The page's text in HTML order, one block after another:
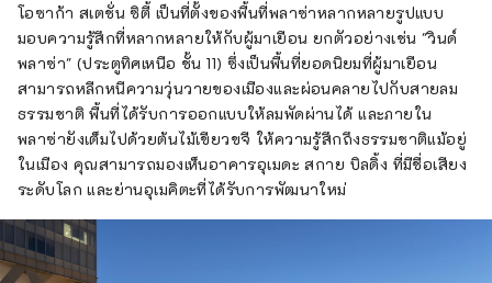
โอซาก้า สเตชั่น ซิตี้ เป็นที่ตั้งของพื้นที่พลาซ่าหลากหลายรูปแบบ
มอบความรู้สึกที่หลากหลายให้กับผู้มาเยือน ยกตัวอย่างเช่น "วินด์
พลาซ่า" (ประตูทิศเหนือ ชั้น 11) ซึ่งเป็นพื้นที่ยอดนิยมที่ผู้มาเยือน
สามารถหลีกหนีความวุ่นวายของเมืองและผ่อนคลายไปกับสายลม
ธรรมชาติ พื้นที่ได้รับการออกแบบให้ลมพัดผ่านได้ และภายใน
พลาซ่ายังเต็มไปด้วยต้นไม้เขียวขจี ให้ความรู้สึกถึงธรรมชาติแม้อยู่
ในเมือง คุณสามารถมองเห็นอาคารอุเมดะ สกาย บิลดิ้ง ที่มีชื่อเสียง
ระดับโลก และย่านอุเมคิตะที่ได้รับการพัฒนาใหม่